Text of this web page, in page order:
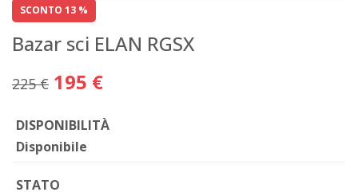
SCONTO 13 %
Bazar sci ELAN RGSX
225 € 195 €
DISPONIBILITÀ
Disponibile
STATO